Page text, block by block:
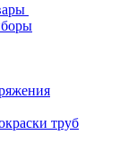
труб